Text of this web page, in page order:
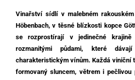
Vinařství sídlí v malebném
Höbenbach, v těsné blízkosti kopce
se rozprostírají v jedinečné
rozmanitými půdami, které
charakteristickým vínům. Každá viniční
formovaný sluncem, větrem i